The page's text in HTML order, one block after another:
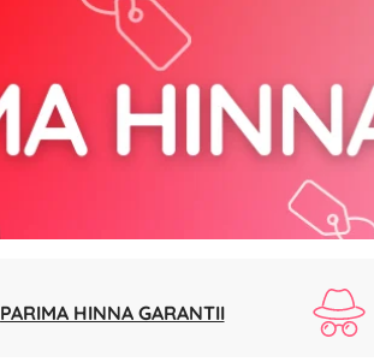
PARIMA HINNA GARANTII